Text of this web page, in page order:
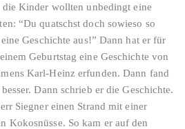
die Kinder wollten unbedingt eine
“Du quatschst doch sowieso so
Geschichte aus!” Dann hat er für
Geburtstag eine Geschichte von
Karl-Heinz erfunden. Dann fand
Dann schrieb er die Geschichte.
Siegner einen Strand mit einer
Kokosnüsse. So kam er auf den